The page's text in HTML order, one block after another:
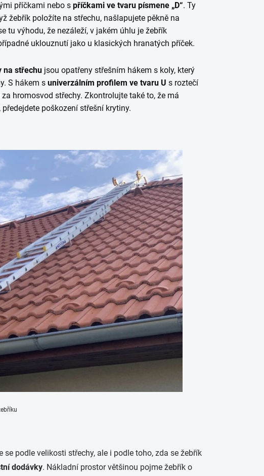
příčkami nebo s příčkami ve tvaru písmene „D“. Ty
žebřík položíte na střechu, našlapujete pěkně na
tu výhodu, že nezáleží, v jakém úhlu je žebřík
uklouznutí jako u klasických hranatých příček.
na střechu jsou opatřeny střešním hákem s koly, který
S hákem s univerzálním profilem ve tvaru U s roztečí
hromosvod střechy. Zkontrolujte také to, že má
poškození střešní krytiny.
se podle velikosti střechy, ale i podle toho, zda se žebřík
dodávky. Nákladní prostor většinou pojme žebřík o